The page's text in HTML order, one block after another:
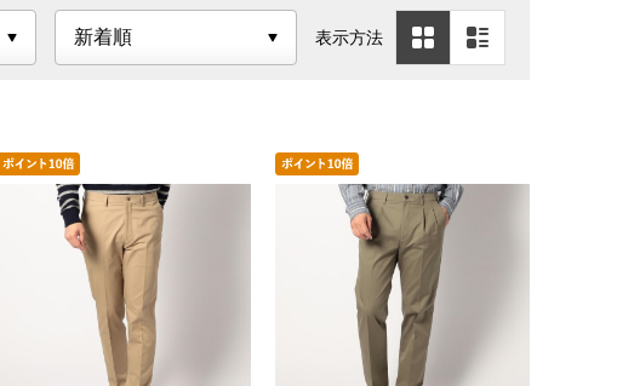
表示方法